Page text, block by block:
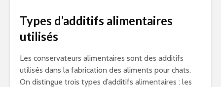
Types d’additifs alimentaires
utilisés
Les conservateurs alimentaires sont des additifs
utilisés dans la fabrication des aliments pour chats.
On distingue trois types d’additifs alimentaires : les